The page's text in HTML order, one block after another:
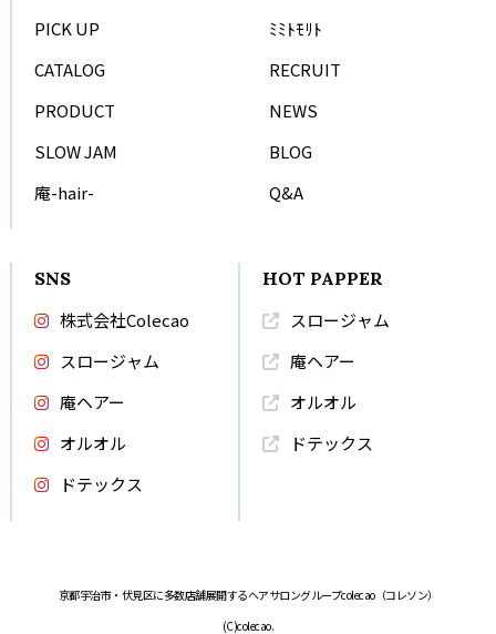
PICK UP
CATALOG
PRODUCT
SLOW JAM
庵-hair-
ﾐﾐﾄﾓﾘﾄ
RECRUIT
NEWS
BLOG
Q&A
SNS
株式会社Colecao
スロージャム
庵ヘアー
オルオル
ドテックス
HOT PAPPER
スロージャム
庵ヘアー
オルオル
ドテックス
京都宇治市・伏見区に多数店舗展開するヘアサロングループcolecao（コレソン）
(C)colecao.